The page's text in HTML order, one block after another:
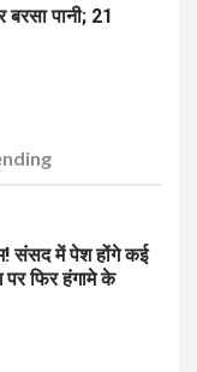
बरसा पानी; 21
संसद में पेश होंगे कई
पर फिर हंगामे के